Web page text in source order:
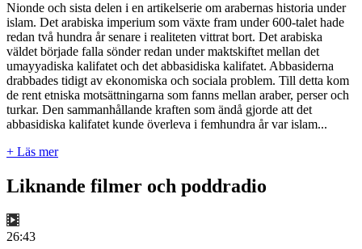
Nionde och sista delen i en artikelserie om arabernas historia under
islam. Det arabiska imperium som växte fram under 600-talet hade
redan två hundra år senare i realiteten vittrat bort. Det arabiska
väldet började falla sönder redan under maktskiftet mellan det
umayyadiska kalifatet och det abbasidiska kalifatet. Abbasiderna
drabbades tidigt av ekonomiska och sociala problem. Till detta kom
de rent etniska motsättningarna som fanns mellan araber, perser och
turkar. Den sammanhållande kraften som ändå gjorde att det
abbasidiska kalifatet kunde överleva i femhundra år var islam...
+ Läs mer
Liknande filmer och poddradio
26:43